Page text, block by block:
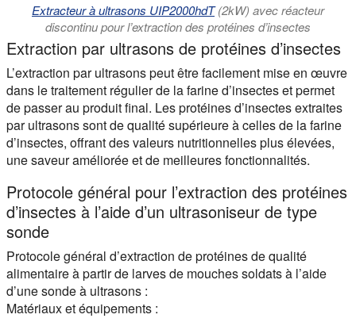
Extracteur à ultrasons UIP2000hdT(2kW) avec réacteur
discontinu pour l’extraction des protéines d’insectes
Extraction par ultrasons de protéines d’insectes
L’extraction par ultrasons peut être facilement mise en œuvre
dans le traitement régulier de la farine d’insectes et permet
de passer au produit final. Les protéines d’insectes extraites
par ultrasons sont de qualité supérieure à celles de la farine
d’insectes, offrant des valeurs nutritionnelles plus élevées,
une saveur améliorée et de meilleures fonctionnalités.
Protocole général pour l’extraction des protéines
d’insectes à l’aide d’un ultrasoniseur de type
sonde
Protocole général d’extraction de protéines de qualité
alimentaire à partir de larves de mouches soldats à l’aide
d’une sonde à ultrasons :
Matériaux et équipements :